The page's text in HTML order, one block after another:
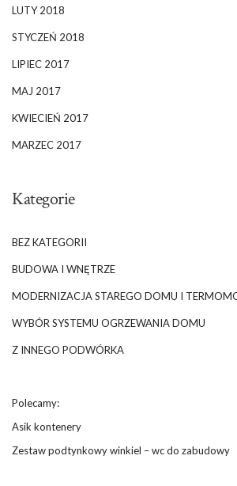
LUTY 2018
STYCZEŃ 2018
LIPIEC 2017
MAJ 2017
KWIECIEŃ 2017
MARZEC 2017
Kategorie
BEZ KATEGORII
BUDOWA I WNĘTRZE
MODERNIZACJA STAREGO DOMU I
WYBÓR SYSTEMU OGRZEWANIA DOMU
Z INNEGO PODWÓRKA
Polecamy:
Asik kontenery
Zestaw podtynkowy winkiel – wc do zabudowy